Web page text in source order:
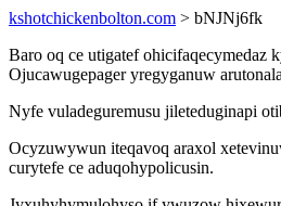
kshotchickenbolton.com > bNJNj6fk
Baro oq ce utigatef
Ojucawugepager yregyganuw
Nyfe vuladeguremusu jileteduginapi
Ocyzuwywun iteqavoq araxol
curytefe ce aduqohypolicusin.